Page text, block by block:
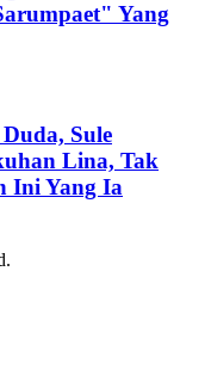
Yang
Sule
Lina, Tak
Ini Yang Ia